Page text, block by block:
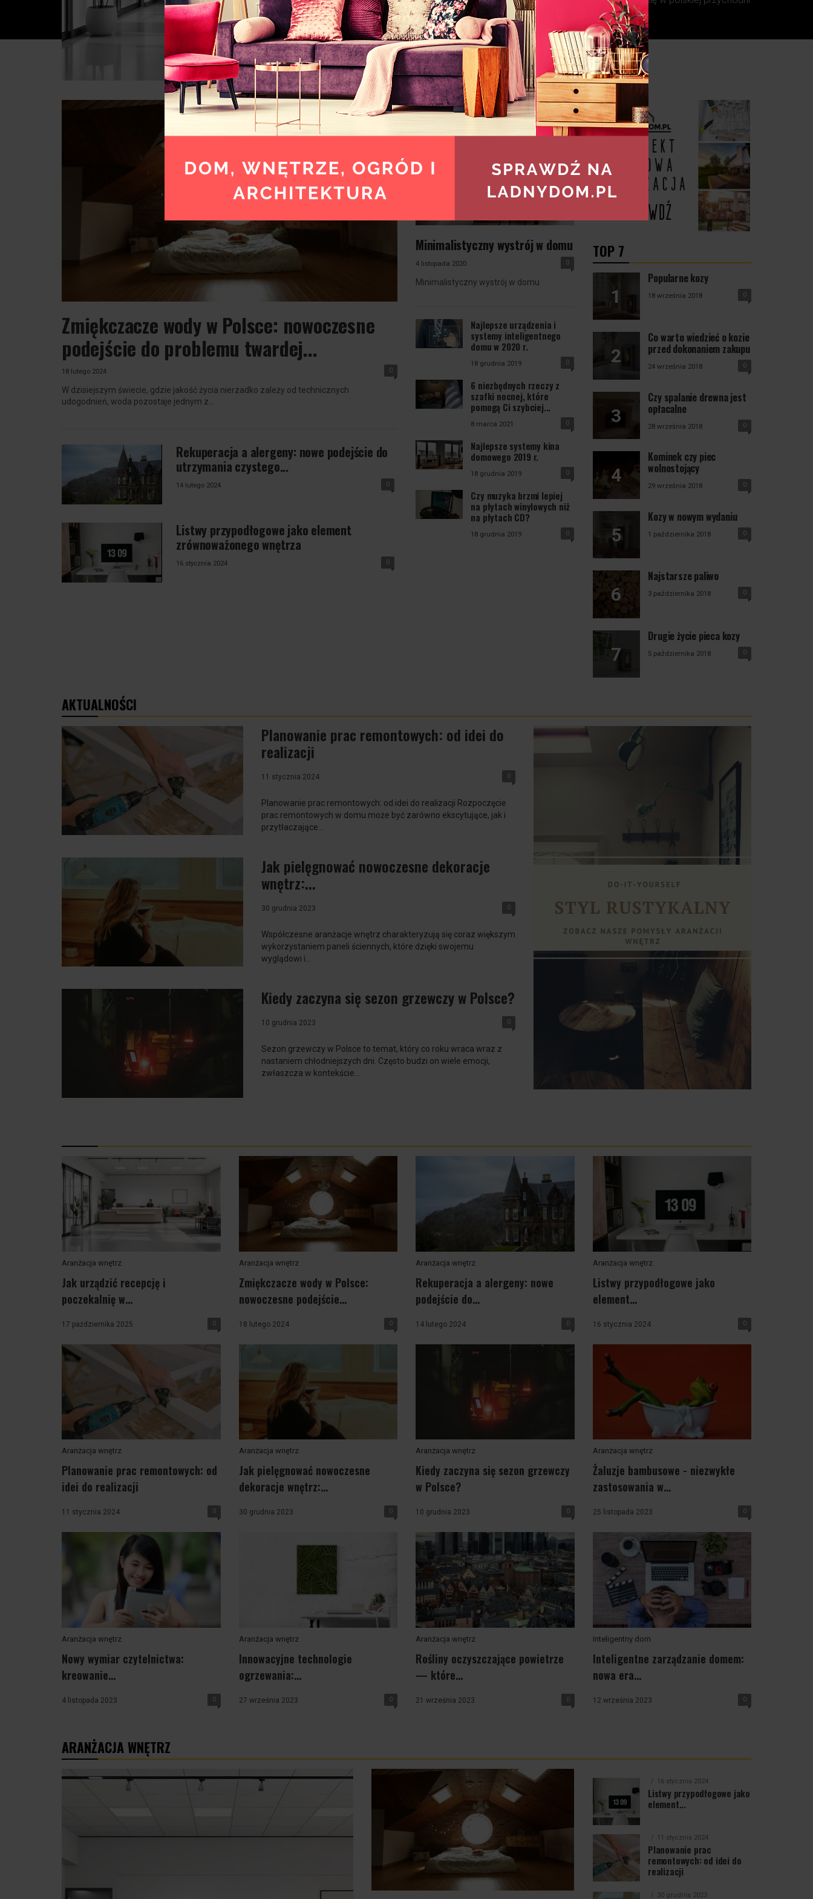
— od...
Zmiękczacze wody w Polsce: nowoczesne
podejście do problemu twardej...
18 lutego 2024 0
W dzisiejszym świecie, gdzie jakość życia nierzadko zależy od technicznych
udogodnień, woda pozostaje jednym z...
Rekuperacja a alergeny: nowe podejście do
utrzymania czystego...
14 lutego 2024 0
Listwy przypodłogowe jako element
zrównoważonego wnętrza
16 stycznia 2024 0
REDAKCJA POLECA
Minimalistyczny wystrój w domu
4 listopada 2020 0
Minimalistyczny wystrój w domu
Najlepsze urządzenia i
systemy inteligentnego
domu w 2020 r.
18 grudnia 2019 0
6 niezbędnych rzeczy z
szafki nocnej, które
pomogą Ci szybciej...
8 marca 2021 0
Najlepsze systemy kina
domowego 2019 r.
18 grudnia 2019 0
Czy muzyka brzmi lepiej
na płytach winylowych niż
na płytach CD?
18 grudnia 2019 0
TOP 7
Popularne kozy
18 września 2018 0
Co warto wiedzieć o kozie
przed dokonaniem zakupu
24 września 2018 0
Czy spalanie drewna jest
opłacalne
28 września 2018 0
Kominek czy piec
wolnostojący
29 września 2018 0
Kozy w nowym wydaniu
1 października 2018 0
Najstarsze paliwo
3 października 2018 0
Drugie życie pieca kozy
5 października 2018 0
AKTUALNOŚCI
Planowanie prac remontowych: od idei do
realizacji
11 stycznia 2024 0
Planowanie prac remontowych: od idei do realizacji Rozpoczęcie
prac remontowych w domu może być zarówno ekscytujące, jak i
przytłaczające...
Jak pielęgnować nowoczesne dekoracje
wnętrz:...
30 grudnia 2023 0
Współczesne aranżacje wnętrz charakteryzują się coraz większym
wykorzystaniem paneli ściennych, które dzięki swojemu
wyglądowi i...
Kiedy zaczyna się sezon grzewczy w Polsce?
10 grudnia 2023 0
Sezon grzewczy w Polsce to temat, który co roku wraca wraz z
nastaniem chłodniejszych dni. Często budzi on wiele emocji,
zwłaszcza w kontekście...
Aranżacja wnętrz
Jak urządzić recepcję i
poczekalnię w...
17 października 2025 0
Aranżacja wnętrz
Zmiękczacze wody w Polsce:
nowoczesne podejście...
18 lutego 2024 0
Aranżacja wnętrz
Rekuperacja a alergeny: nowe
podejście do...
14 lutego 2024 0
Aranżacja wnętrz
Listwy przypodłogowe jako
element...
16 stycznia 2024 0
Aranżacja wnętrz
Planowanie prac remontowych: od
idei do realizacji
11 stycznia 2024 0
Aranżacja wnętrz
Jak pielęgnować nowoczesne
dekoracje wnętrz:...
30 grudnia 2023 0
Aranżacja wnętrz
Kiedy zaczyna się sezon grzewczy
w Polsce?
10 grudnia 2023 0
Aranżacja wnętrz
Żaluzje bambusowe - niezwykłe
zastosowania w...
25 listopada 2023 0
Aranżacja wnętrz
Nowy wymiar czytelnictwa:
kreowanie...
4 listopada 2023 0
Aranżacja wnętrz
Innowacyjne technologie
ogrzewania:...
27 września 2023 0
Aranżacja wnętrz
Rośliny oczyszczające powietrze
— które...
21 września 2023 0
Inteligentny dom
Inteligentne zarządzanie domem:
nowa era...
12 września 2023 0
ARANŻACJA WNĘTRZ
16 stycznia 2024
Listwy przypodłogowe jako
element...
11 stycznia 2024
Planowanie prac
remontowych: od idei do
realizacji
30 grudnia 2023